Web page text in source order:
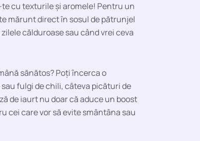
cu texturile și aromele! Pentru un
mărunt direct în sosul de pătrunjel
călduroase sau când vrei ceva
sănătos? Poți încerca o
fulgi de chili, câteva picături de
de iaurt nu doar că aduce un boost
cei care vor să evite smântâna sau